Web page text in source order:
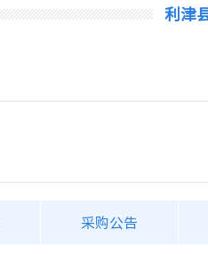
利津
采购公告